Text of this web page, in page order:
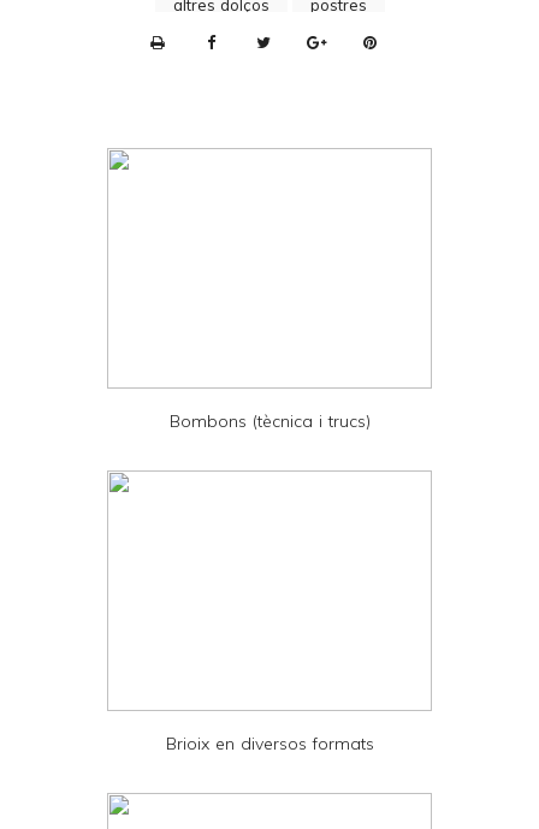
altres dolços
postres
n
d
Bombons (tècnica i trucs)
Brioix en diversos formats